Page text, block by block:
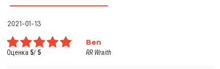
2021-01-13
Оценка 5/ 5
Ben
RR Wraith